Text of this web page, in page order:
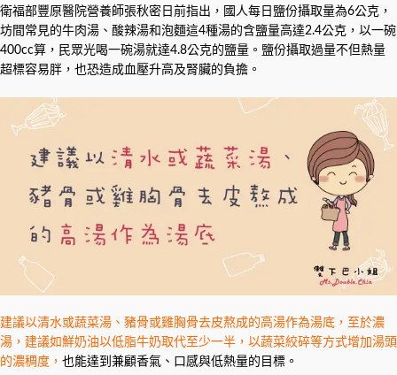
衛福部豐原醫院營養師張秋密日前指出，國人每日鹽份攝取量為6公克，
坊間常見的牛肉湯、酸辣湯和泡麵這4種湯的含鹽量高達2.4公克，以一碗
400cc算，民眾光喝一碗湯就達4.8公克的鹽量。鹽份攝取過量不但熱量
超標容易胖，也恐造成血壓升高及腎臟的負擔。
建議以清水或蔬菜湯、豬骨或雞胸骨去皮熬成的高湯作為湯底，至於濃
湯，建議如鮮奶油以低脂牛奶取代至少一半，以蔬菜絞碎等方式增加湯頭
的濃稠度， 也能達到兼顧香氣、口感與低熱量的目標。